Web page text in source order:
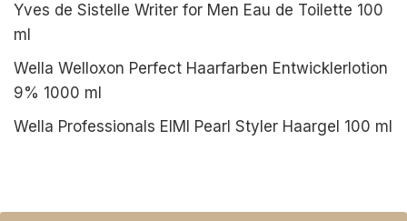
Yves de Sistelle Writer for Men Eau de Toilette 100
ml
Wella Welloxon Perfect Haarfarben Entwicklerlotion
9% 1000 ml
Wella Professionals EIMI Pearl Styler Haargel 100 ml